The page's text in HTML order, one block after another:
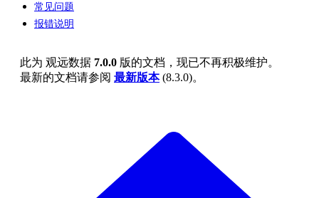
常见问题
报错说明
此为 观远数据 7.0.0 版的文档，现已不再积极维护。
最新的文档请参阅 最新版本(8.3.0)。